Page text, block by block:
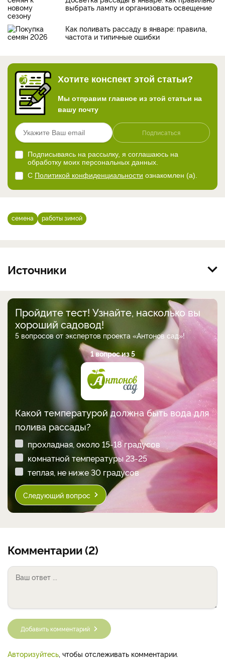
выбрать лампу и организовать освещение
Как поливать рассаду в январе: правила,
частота и типичные ошибки
Хотите конспект этой статьи?
Мы отправим главное из этой статьи на
вашу почту
Подписаться
Подписываясь на рассылку, я соглашаюсь на
обработку моих персональных данных.
С Политикой конфиденциальности ознакомлен (а).
семена работы зимой
Источники
Пройдите тест! Узнайте, насколько вы
хороший садовод!
5 вопросов от экспертов проекта «Антонов сад»!
1 вопрос из 5
Какой температурой должна быть вода для
полива рассады?
прохладная, около 15-18 градусов
комнатной температуры 23-25
теплая, не ниже 30 градусов
Следующий вопрос
Комментарии (2)
Добавить комментарий
Авторизуйтесь , чтобы отслеживать комментарии.